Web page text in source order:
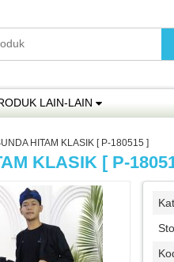
LAIN-LAIN
HITAM KLASIK [ P-180515 ]
KLASIK [ P-